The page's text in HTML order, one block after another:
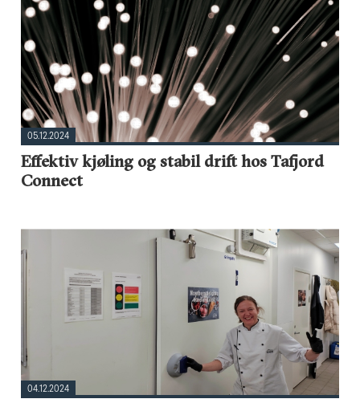
05.12.2024
Effektiv kjøling og stabil drift hos Tafjord
Connect
04.12.2024